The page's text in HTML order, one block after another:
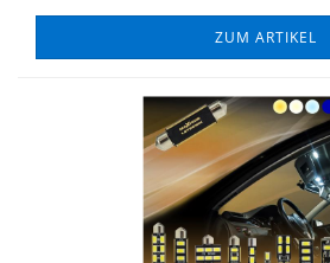
ZUM ARTIKEL